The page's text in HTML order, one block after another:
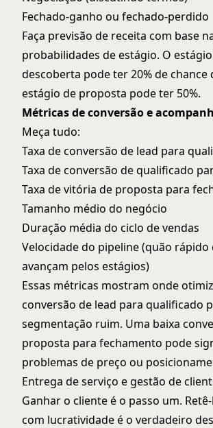
Fechado-ganho ou fechado-perdido
Faça previsão de receita com base
probabilidades de estágio. O
descoberta pode ter 20% de chance
estágio de proposta pode ter 50%.
Métricas de conversão e
Meça tudo:
Taxa de conversão de lead para
Taxa de conversão de qualificado
Taxa de vitória de proposta para
Tamanho médio do negócio
Duração média do ciclo de vendas
Velocidade do pipeline (quão rápido
avançam pelos estágios)
Essas métricas mostram onde
conversão de lead para qualificado
segmentação ruim. Uma baixa
proposta para fechamento pode
problemas de preço ou
Entrega de serviço e gestão de
Ganhar o cliente é o passo um.
com lucratividade é o verdadeiro